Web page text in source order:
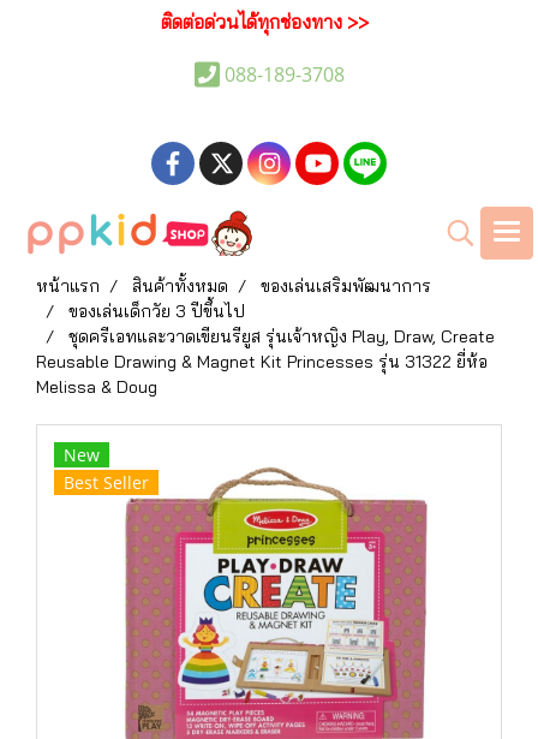
ติดต่อด่วนได้ทุกช่องทาง >>
088-189-3708
หน้าแรก สินค้าทั้งหมด
ของเล่นเสริมพัฒนาการ
ของเล่นเด็กวัย 3 ปีขึ้นไป
ชุดครีเอทและวาดเขียนรียูส รุ่นเจ้าหญิง Play, Draw, Create
Reusable Drawing & Magnet Kit Princesses รุ่น 31322 ยี่ห้อ
Melissa & Doug
New
Best Seller